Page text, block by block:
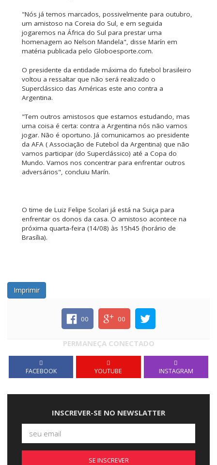
"Nós já temos marcados, possivelmente para outubro,
um amistoso na Coreia do Sul, e em seguida
jogaremos na África do Sul para prestar uma
homenagem ao Nelson Mandela", disse Marín em
matéria publicada pelo Globoesporte.com.
O presidente da entidade máxima do futebol brasileiro
voltou a ressaltar que não será realizado o
Superclássico das Américas este ano contra a
Argentina.
"Tem outros amistosos que estamos estudando, mas
uma coisa é certa: contra a Argentina nós não vamos
jogar. Não é oportuno. Já comunicamos ao presidente
da AFA ( Associação de Futebol da Argentina) que não
vamos participar (do Superclássico) até a Copa do
Mundo. Vamos nos concentrar para enfrentar outros
adversários", concluiu Marín.
O time de Luiz Felipe Scolari já está na Suiça para
enfrentar os donos da casa. O amistoso acontece na
próxima quarta-feira (14/08) às 15h45 (horário de
Brasília).
Imprimir
00 00
PERMANEÇA CONECTADO
FACEBOOK YOUTUBE INSTAGRAM
INSCREVER-SE NO NEWSLATTER
SE INSCREVER